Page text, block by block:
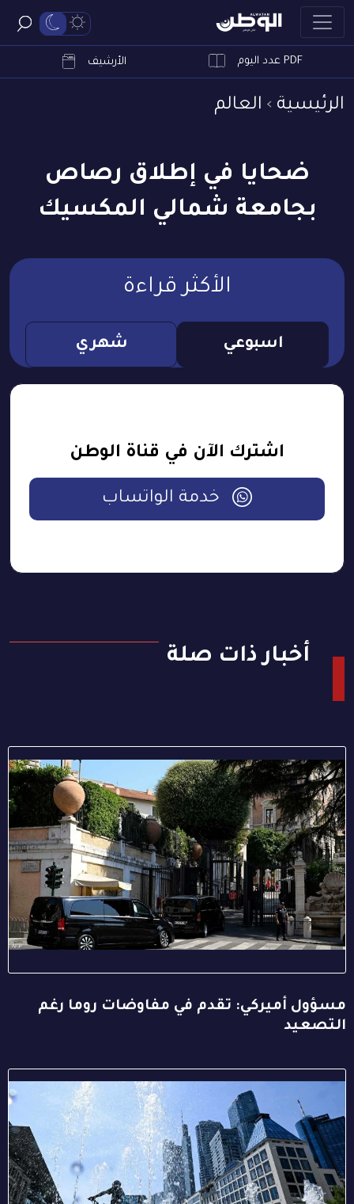
PDF عدد اليوم الأرشيف
الرئيسية العالم
ضحايا في إطلاق رصاص
بجامعة شمالي المكسيك
الأكثر قراءة
اسبوعي شهري
اشترك الآن في قناة الوطن
خدمة الواتساب
أخبار ذات صلة
مسؤول أميركي: تقدم في مفاوضات روما رغم
التصعيد